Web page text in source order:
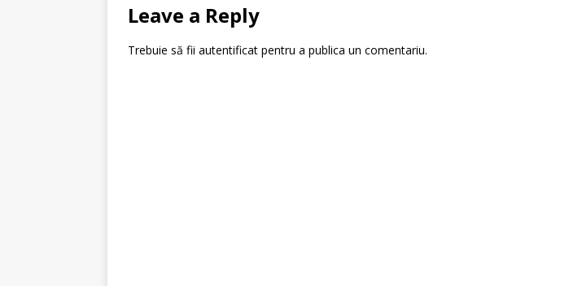
Leave a Reply
Trebuie să fii autentificat pentru a publica un comentariu.